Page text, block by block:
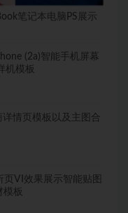
笔记本电脑PS展示
(2a)智能手机屏幕
机模板
情页模板以及主图合
页VI效果展示智能贴图
模板